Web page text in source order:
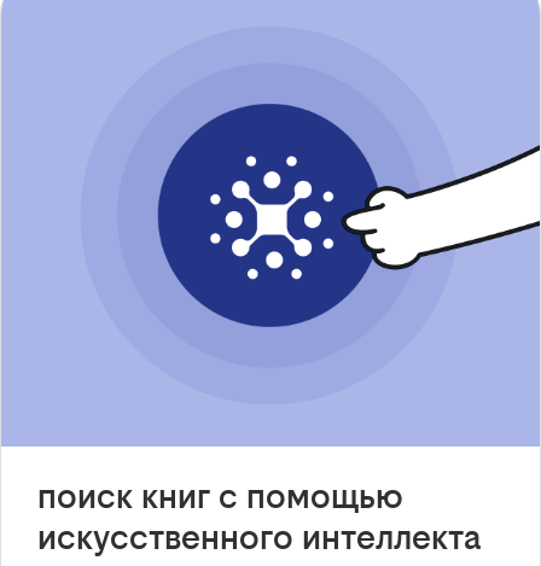
поиск книг с помощью
искусственного интеллекта